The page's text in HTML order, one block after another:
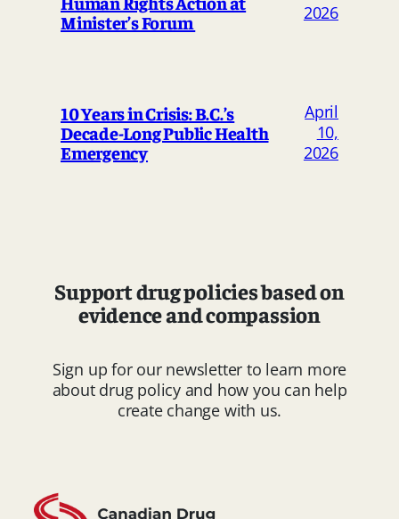
Minister’s Forum
2026
10 Years in Crisis: B.C.’s
Decade-Long Public Health
Emergency
April
10,
2026
Support drug policies based on
evidence and compassion
Sign up for our newsletter to learn more
about drug policy and how you can help
create change with us.